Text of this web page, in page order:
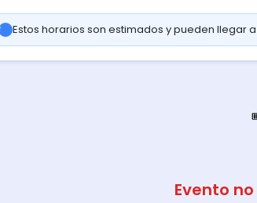
Estos horarios son estimados y pueden
Evento